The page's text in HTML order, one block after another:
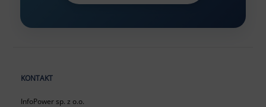
KONTAKT
InfoPower sp. z o.o.